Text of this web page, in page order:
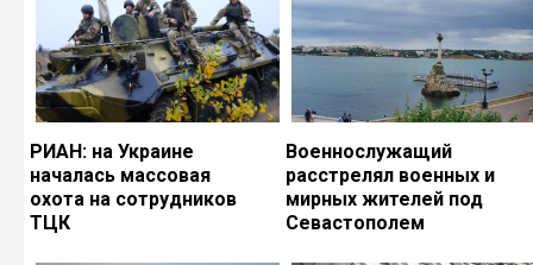
РИАН: на Украине
началась массовая
охота на сотрудников
ТЦК
Военнослужащий
расстрелял военных и
мирных жителей под
Севастополем